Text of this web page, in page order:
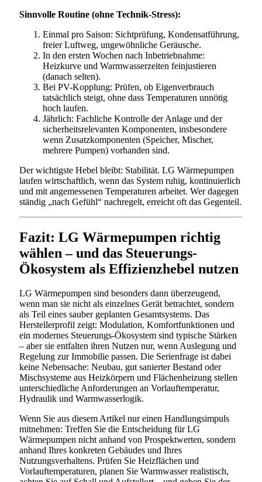
Sinnvolle Routine (ohne Technik-Stress):
Einmal pro Saison: Sichtprüfung, Kondensatführung,
freier Luftweg, ungewöhnliche Geräusche.
In den ersten Wochen nach Inbetriebnahme:
Heizkurve und Warmwasserzeiten feinjustieren
(danach selten).
Bei PV-Kopplung: Prüfen, ob Eigenverbrauch
tatsächlich steigt, ohne dass Temperaturen unnötig
hoch laufen.
Jährlich: Fachliche Kontrolle der Anlage und der
sicherheitsrelevanten Komponenten, insbesondere
wenn Zusatzkomponenten (Speicher, Mischer,
mehrere Pumpen) vorhanden sind.
Der wichtigste Hebel bleibt: Stabilität. LG Wärmepumpen
laufen wirtschaftlich, wenn das System ruhig, kontinuierlich
und mit angemessenen Temperaturen arbeitet. Wer dagegen
ständig „nach Gefühl“ nachregelt, erreicht oft das Gegenteil.
Fazit: LG Wärmepumpen richtig
wählen – und das Steuerungs-
Ökosystem als Effizienzhebel nutzen
LG Wärmepumpen sind besonders dann überzeugend,
wenn man sie nicht als einzelnes Gerät betrachtet, sondern
als Teil eines sauber geplanten Gesamtsystems. Das
Herstellerprofil zeigt: Modulation, Komfortfunktionen und
ein modernes Steuerungs-Ökosystem sind typische Stärken
– aber sie entfalten ihren Nutzen nur, wenn Auslegung und
Regelung zur Immobilie passen. Die Serienfrage ist dabei
keine Nebensache: Neubau, gut sanierter Bestand oder
Mischsysteme aus Heizkörpern und Flächenheizung stellen
unterschiedliche Anforderungen an Vorlauftemperatur,
Hydraulik und Warmwasserlogik.
Wenn Sie aus diesem Artikel nur einen Handlungsimpuls
mitnehmen: Treffen Sie die Entscheidung für LG
Wärmepumpen nicht anhand von Prospektwerten, sondern
anhand Ihres konkreten Gebäudes und Ihres
Nutzungsverhaltens. Prüfen Sie Heizflächen und
Vorlauftemperaturen, planen Sie Warmwasser realistisch,